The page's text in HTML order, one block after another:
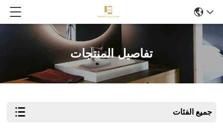
تفاصيل المنتجات
جميع الفئات